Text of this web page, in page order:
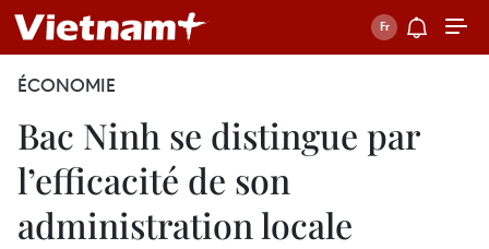
ÉCONOMIE
Bac Ninh se distingue par
l’efficacité de son
administration locale